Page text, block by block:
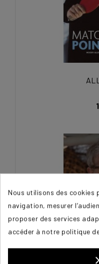
Nous utilisons des cookies
navigation, mesurer
proposer des services
accéder à notre politique